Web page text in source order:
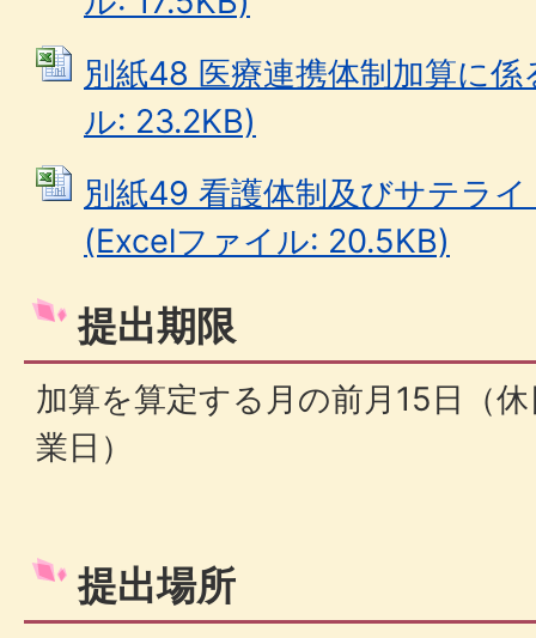
別紙48 医療連携体制加算に
ル: 23.2KB)
別紙49 看護体制及びサテラ
(Excelファイル: 20.5KB)
提出期限
加算を算定する月の前月15日（
業日）
提出場所